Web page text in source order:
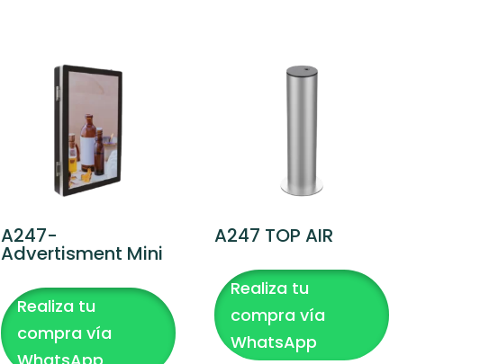
A247-
Advertisment Mini
Realiza tu
compra vía
A247 TOP AIR
Realiza tu
compra vía
WhatsApp